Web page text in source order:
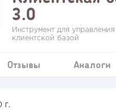
3.0
Инструмент для управления
клиентской базой
Отзывы Аналоги
г.